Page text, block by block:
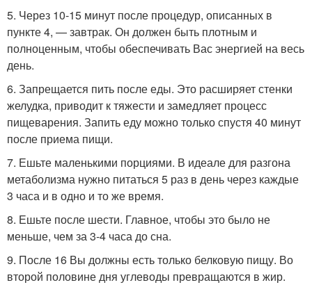
5. Через 10-15 минут после процедур, описанных в
пункте 4, — завтрак. Он должен быть плотным и
полноценным, чтобы обеспечивать Вас энергией на весь
день.
6. Запрещается пить после еды. Это расширяет стенки
желудка, приводит к тяжести и замедляет процесс
пищеварения. Запить еду можно только спустя 40 минут
после приема пищи.
7. Ешьте маленькими порциями. В идеале для разгона
метаболизма нужно питаться 5 раз в день через каждые
3 часа и в одно и то же время.
8. Ешьте после шести. Главное, чтобы это было не
меньше, чем за 3-4 часа до сна.
9. После 16 Вы должны есть только белковую пищу. Во
второй половине дня углеводы превращаются в жир.